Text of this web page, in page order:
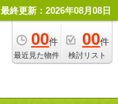
最終更新：2026年08月08日
00件
最近見た物件
00件
検討リスト